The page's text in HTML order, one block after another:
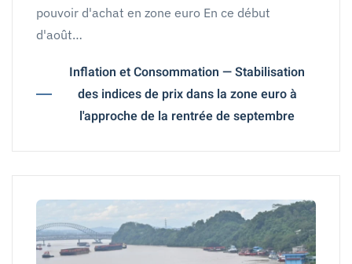
pouvoir d'achat en zone euro En ce début
d'août…
Inflation et Consommation — Stabilisation
des indices de prix dans la zone euro à
l'approche de la rentrée de septembre